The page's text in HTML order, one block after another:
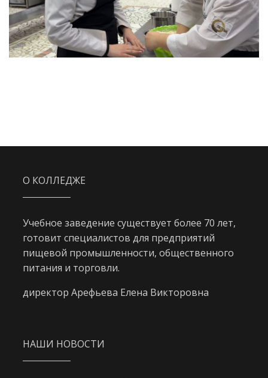
О КОЛЛЕДЖЕ
Учебное заведение существует более 70 лет,
готовит специалистов для предприятий
пищевой промышленности, общественного
питания и торговли.
директор Арефьева Елена Викторовна
НАШИ НОВОСТИ